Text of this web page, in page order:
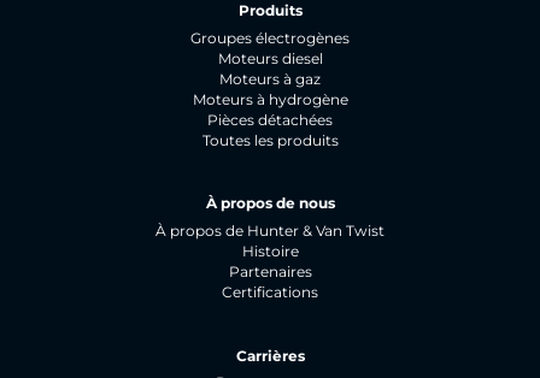
Produits
Groupes électrogènes
Moteurs diesel
Moteurs à gaz
Moteurs à hydrogène
Pièces détachées
Toutes les produits
À propos de nous
À propos de Hunter & Van Twist
Histoire
Partenaires
Certifications
Carrières